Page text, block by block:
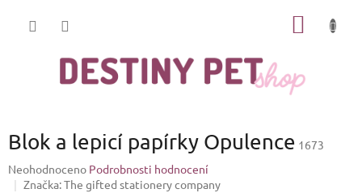
Blok a lepicí papírky Opulence 1673
Průměrné
hodnocení
Neohodnoceno Podrobnosti hodnocení
Značka:The gifted stationery company